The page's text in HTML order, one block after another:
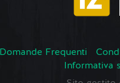
Domande Frequenti
Informativa